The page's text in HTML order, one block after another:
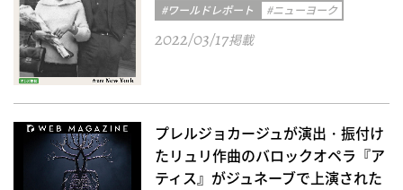
#ワールドレポート #ニューヨーク
2022/03/17掲載
プレルジョカージュが演出・振付け
たリュリ作曲のバロックオペラ『ア
ティス』がジュネーブで上演された